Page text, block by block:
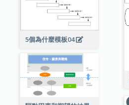
5個為什麼模板04